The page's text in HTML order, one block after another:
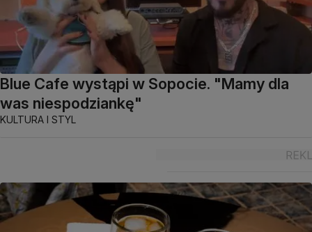
Blue Cafe wystąpi w Sopocie. "Mamy dla
was niespodziankę"
KULTURA I STYL